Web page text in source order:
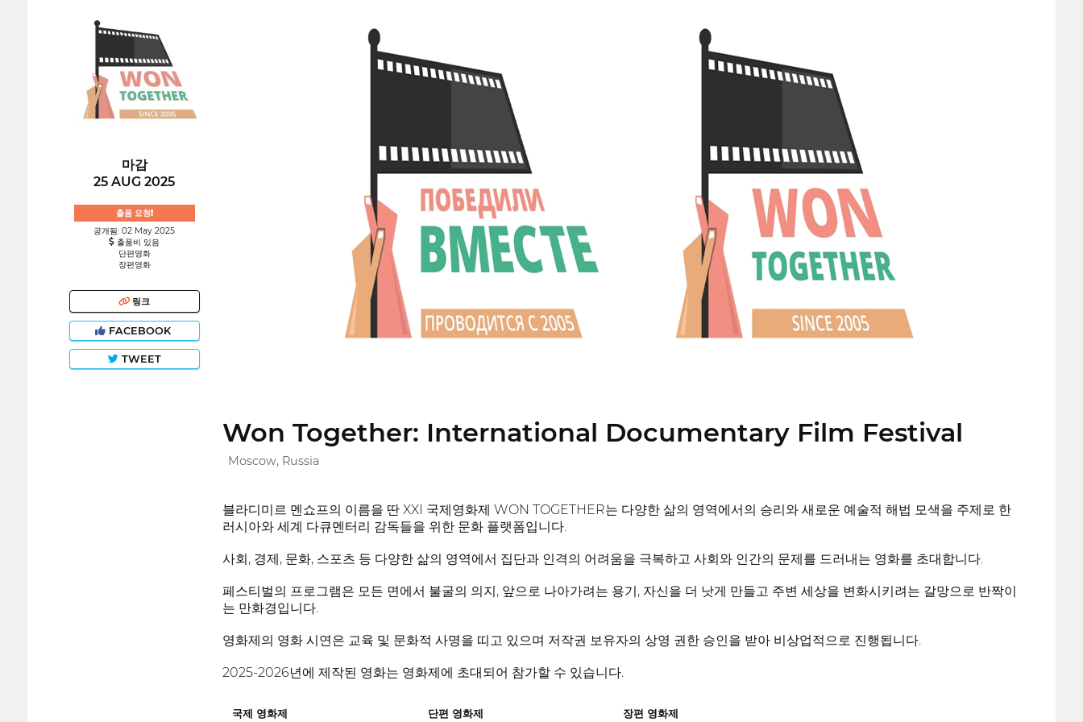
마감
25 AUG 2025
출품 요청!
공개됨: 02 May 2025
출품비 있음
단편영화
장편영화
링크
FACEBOOK
TWEET
Won Together: International Documentary Film Festival
Moscow, Russia
블라디미르 멘쇼프의 이름을 딴 XXI 국제영화제 WON TOGETHER는 다양한 삶의 영역에서의 승리와 새로운 예술적 해법 모색을 주제로 한
러시아와 세계 다큐멘터리 감독들을 위한 문화 플랫폼입니다.
사회, 경제, 문화, 스포츠 등 다양한 삶의 영역에서 집단과 인격의 어려움을 극복하고 사회와 인간의 문제를 드러내는 영화를 초대합니다.
페스티벌의 프로그램은 모든 면에서 불굴의 의지, 앞으로 나아가려는 용기, 자신을 더 낫게 만들고 주변 세상을 변화시키려는 갈망으로 반짝이
는 만화경입니다.
영화제의 영화 시연은 교육 및 문화적 사명을 띠고 있으며 저작권 보유자의 상영 권한 승인을 받아 비상업적으로 진행됩니다.
2025-2026년에 제작된 영화는 영화제에 초대되어 참가할 수 있습니다.
국제 영화제 단편 영화제 장편 영화제